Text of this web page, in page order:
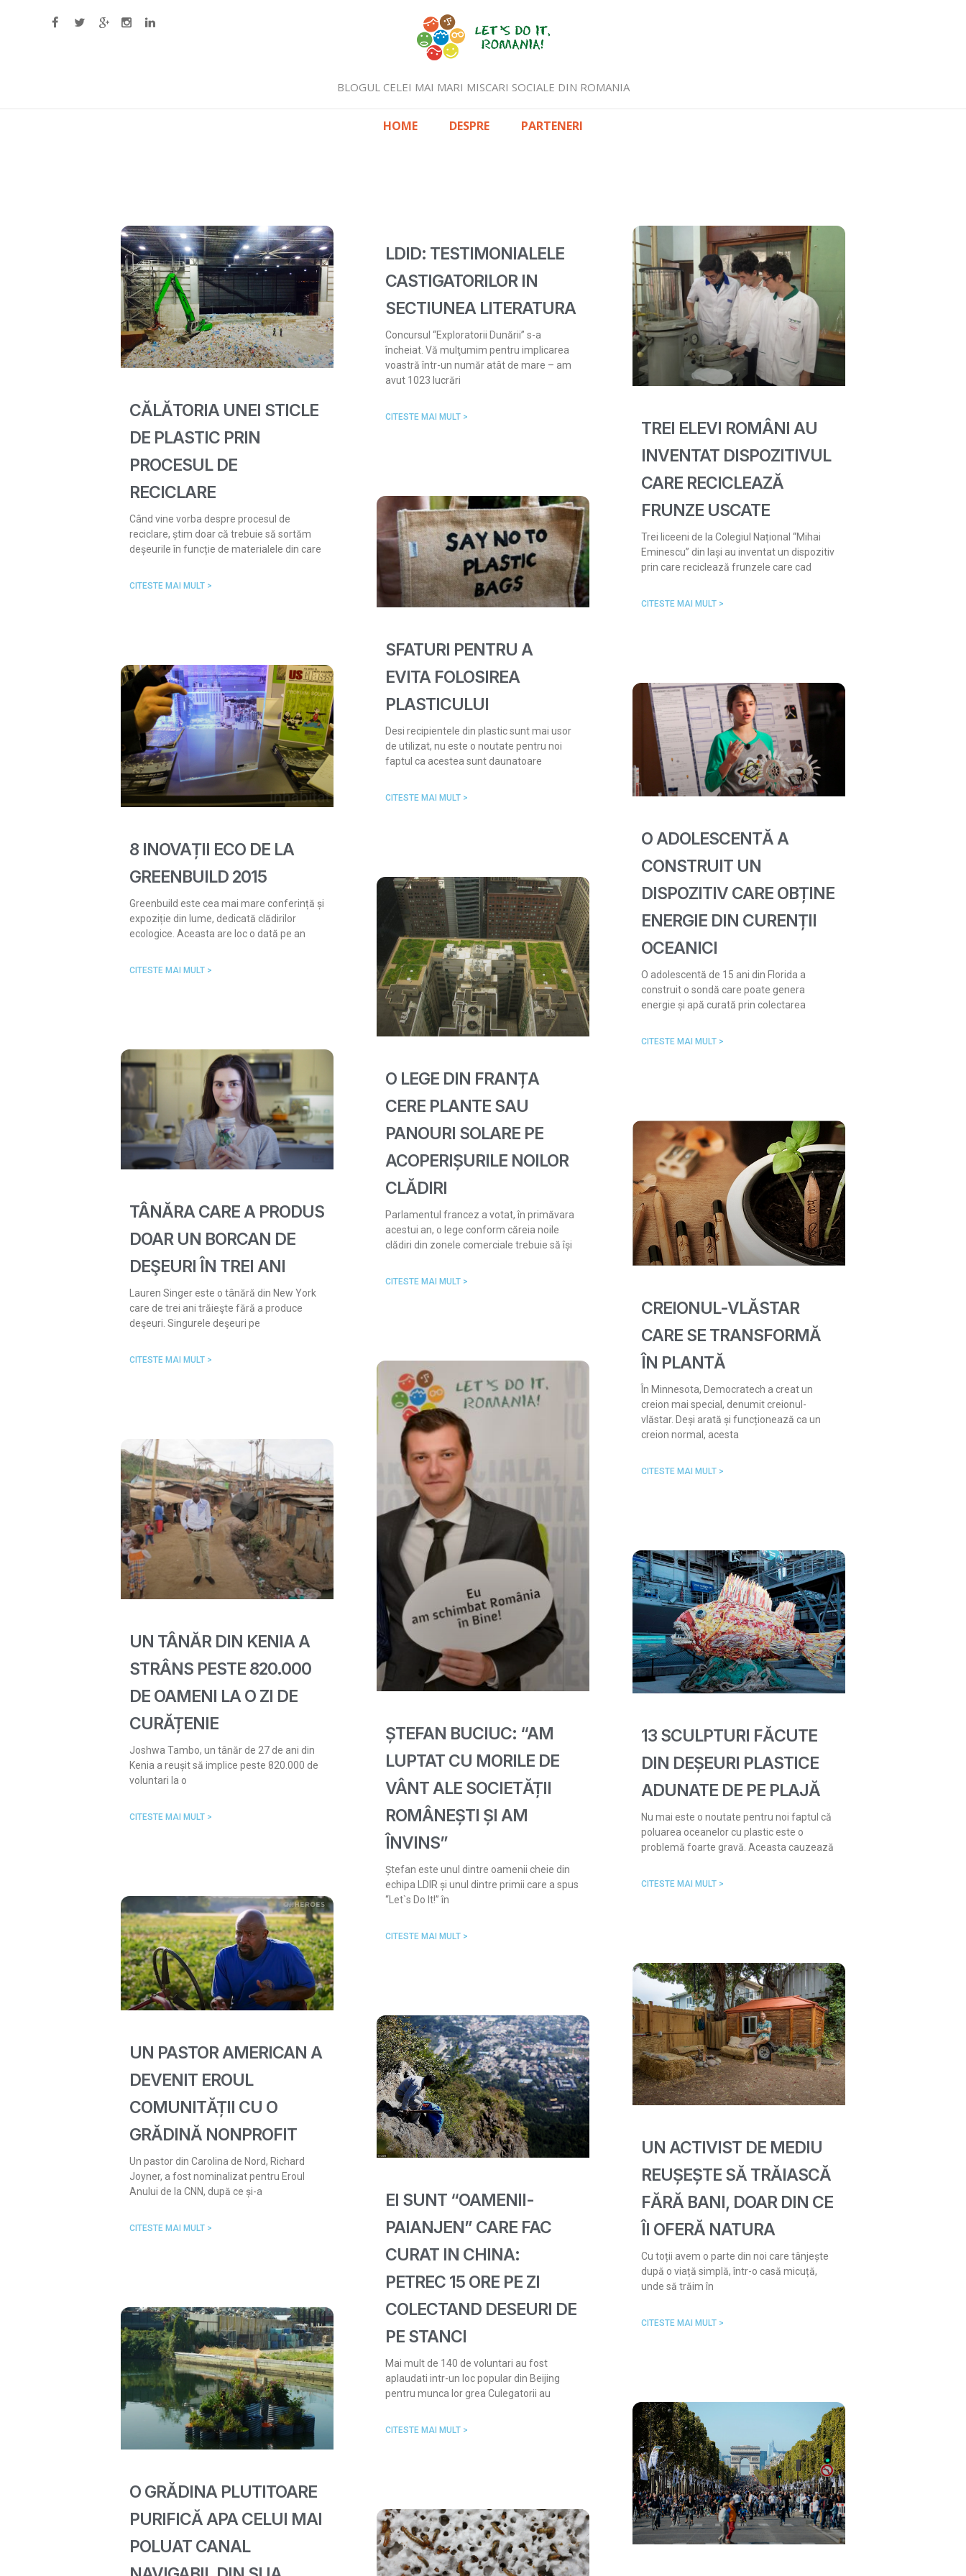
BLOGUL CELEI MAI MARI MISCARI SOCIALE DIN ROMANIA
HOME DESPRE PARTENERI
CĂLĂTORIA UNEI STICLE
DE PLASTIC PRIN
PROCESUL DE
RECICLARE
Când vine vorba despre procesul de
reciclare, știm doar că trebuie să sortăm
deșeurile în funcție de materialele din care
CITESTE MAI MULT >
LDID: TESTIMONIALELE
CASTIGATORILOR IN
SECTIUNEA LITERATURA
Concursul “Exploratorii Dunării” s-a
încheiat. Vă mulţumim pentru implicarea
voastră într-un număr atât de mare – am
avut 1023 lucrări
CITESTE MAI MULT >
TREI ELEVI ROMÂNI AU
INVENTAT DISPOZITIVUL
CARE RECICLEAZĂ
FRUNZE USCATE
Trei liceeni de la Colegiul Național “Mihai
Eminescu” din Iași au inventat un dispozitiv
prin care reciclează frunzele care cad
CITESTE MAI MULT >
8 INOVAȚII ECO DE LA
GREENBUILD 2015
Greenbuild este cea mai mare conferință și
expoziție din lume, dedicată clădirilor
ecologice. Aceasta are loc o dată pe an
CITESTE MAI MULT >
SFATURI PENTRU A
EVITA FOLOSIREA
PLASTICULUI
Desi recipientele din plastic sunt mai usor
de utilizat, nu este o noutate pentru noi
faptul ca acestea sunt daunatoare
CITESTE MAI MULT >
O ADOLESCENTĂ A
CONSTRUIT UN
DISPOZITIV CARE OBȚINE
ENERGIE DIN CURENȚII
OCEANICI
O adolescentă de 15 ani din Florida a
construit o sondă care poate genera
energie și apă curată prin colectarea
CITESTE MAI MULT >
TÂNĂRA CARE A PRODUS
DOAR UN BORCAN DE
DEŞEURI ÎN TREI ANI
Lauren Singer este o tânără din New York
care de trei ani trăieşte fără a produce
deşeuri. Singurele deşeuri pe
CITESTE MAI MULT >
O LEGE DIN FRANȚA
CERE PLANTE SAU
PANOURI SOLARE PE
ACOPERIȘURILE NOILOR
CLĂDIRI
Parlamentul francez a votat, în primăvara
acestui an, o lege conform căreia noile
clădiri din zonele comerciale trebuie să își
CITESTE MAI MULT >
CREIONUL-VLĂSTAR
CARE SE TRANSFORMĂ
ÎN PLANTĂ
În Minnesota, Democratech a creat un
creion mai special, denumit creionul-
vlăstar. Deși arată și funcționează ca un
creion normal, acesta
CITESTE MAI MULT >
UN TÂNĂR DIN KENIA A
STRÂNS PESTE 820.000
DE OAMENI LA O ZI DE
CURĂȚENIE
Joshwa Tambo, un tânăr de 27 de ani din
Kenia a reușit să implice peste 820.000 de
voluntari la o
CITESTE MAI MULT >
ȘTEFAN BUCIUC: “AM
LUPTAT CU MORILE DE
VÂNT ALE SOCIETĂȚII
ROMÂNEȘTI ȘI AM
ÎNVINS”
Ștefan este unul dintre oamenii cheie din
echipa LDIR și unul dintre primii care a spus
“Let`s Do It!” în
CITESTE MAI MULT >
13 SCULPTURI FĂCUTE
DIN DEȘEURI PLASTICE
ADUNATE DE PE PLAJĂ
Nu mai este o noutate pentru noi faptul că
poluarea oceanelor cu plastic este o
problemă foarte gravă. Aceasta cauzează
CITESTE MAI MULT >
UN PASTOR AMERICAN A
DEVENIT EROUL
COMUNITĂȚII CU O
GRĂDINĂ NONPROFIT
Un pastor din Carolina de Nord, Richard
Joyner, a fost nominalizat pentru Eroul
Anului de la CNN, după ce și-a
CITESTE MAI MULT >
EI SUNT “OAMENII-
PAIANJEN” CARE FAC
CURAT IN CHINA:
PETREC 15 ORE PE ZI
COLECTAND DESEURI DE
PE STANCI
Mai mult de 140 de voluntari au fost
aplaudati intr-un loc popular din Beijing
pentru munca lor grea Culegatorii au
CITESTE MAI MULT >
UN ACTIVIST DE MEDIU
REUȘEȘTE SĂ TRĂIASCĂ
FĂRĂ BANI, DOAR DIN CE
ÎI OFERĂ NATURA
Cu toții avem o parte din noi care tânjește
după o viață simplă, într-o casă micuță,
unde să trăim în
CITESTE MAI MULT >
O GRĂDINA PLUTITOARE
PURIFICĂ APA CELUI MAI
POLUAT CANAL